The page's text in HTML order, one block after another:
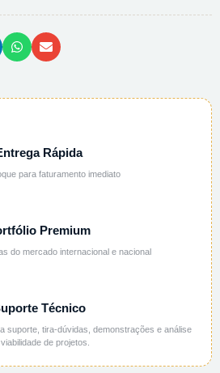
Rápida
para faturamento imediato
Premium
do mercado internacional e nacional
Técnico
suporte, tira-dúvidas, demonstrações e análise
de projetos.